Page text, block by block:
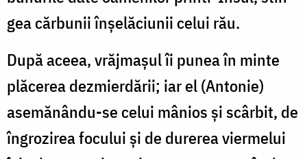
gea cărbunii în­șe­lă­ciu­nii celui rău.
După aceea, vrăjmașul îi punea în minte
plăcerea dez­mier­­dării; iar el (Antonie)
asemănându-se celui mânios și scâr­bit, de
în­gro­­zirea focului și de durerea viermelui